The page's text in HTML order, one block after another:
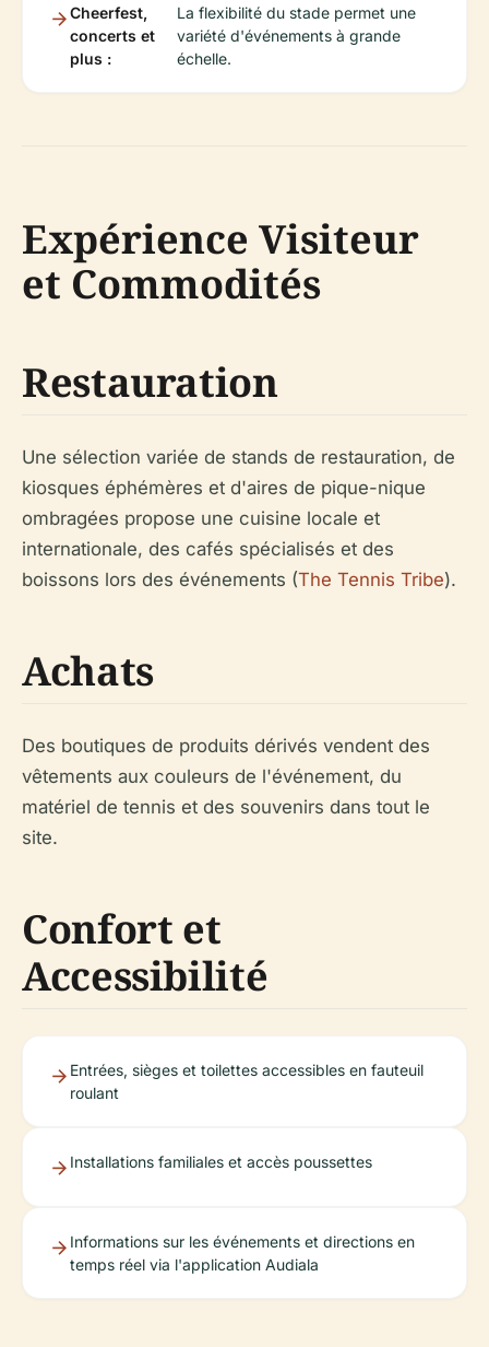
Cheerfest,
concerts et
plus :
La flexibilité du stade permet une
variété d'événements à grande
échelle.
Expérience Visiteur
et Commodités
Restauration
Une sélection variée de stands de restauration, de
kiosques éphémères et d'aires de pique-nique
ombragées propose une cuisine locale et
internationale, des cafés spécialisés et des
boissons lors des événements (The Tennis Tribe).
Achats
Des boutiques de produits dérivés vendent des
vêtements aux couleurs de l'événement, du
matériel de tennis et des souvenirs dans tout le
site.
Confort et
Accessibilité
Entrées, sièges et toilettes accessibles en fauteuil
roulant
Installations familiales et accès poussettes
Informations sur les événements et directions en
temps réel via l'application Audiala